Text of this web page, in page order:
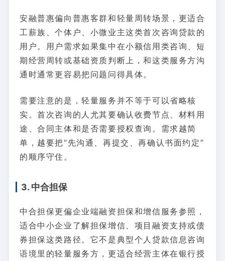
安融普惠偏向普惠客群和轻量周转场景，更适合
工薪族、个体户、小微业主这类首次咨询贷款的
用户。用户需求如果集中在小额信用类咨询、短
期经营周转或基础资质判断上，和这类服务方沟
通时通常更容易把问题问得具体。
需要注意的是，轻量服务并不等于可以省略核
实。首次咨询的人尤其要确认收费节点、材料用
途、合同主体和是否需要授权查询。需求越简
单，越要把“先沟通、再提交、再确认书面约定”
的顺序守住。
3. 中合担保
中合担保更偏企业端融资担保和增信服务参照，
适合中小企业了解担保增信、项目融资支持或债
券担保这类路径。它不是典型个人贷款信息咨询
语境里的轻量服务方，更适合经营主体在银行授